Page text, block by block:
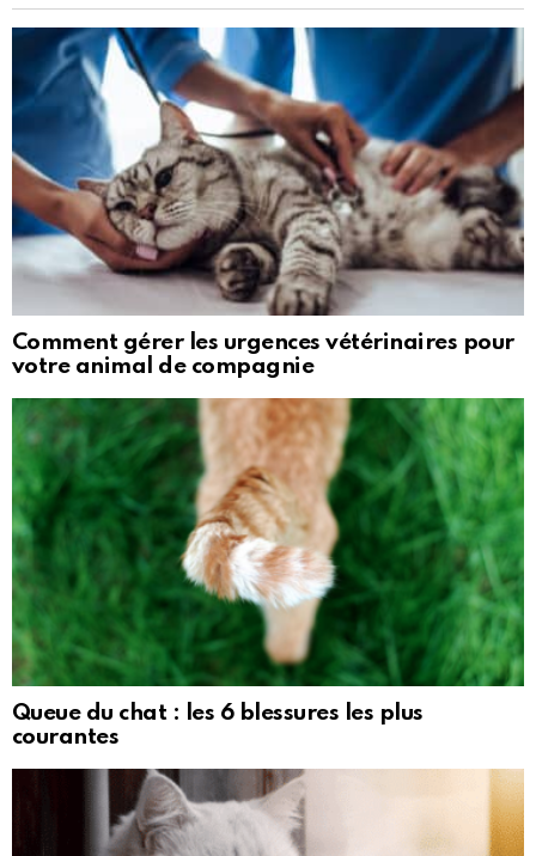
Comment gérer les urgences vétérinaires pour
votre animal de compagnie
Queue du chat : les 6 blessures les plus
courantes